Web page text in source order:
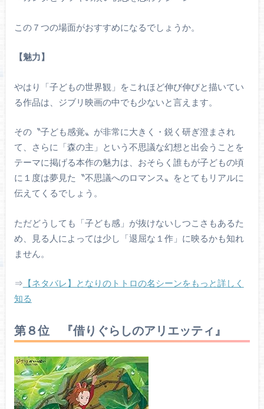
この７つの場面がおすすめになるでしょうか。
【魅力】
やはり「子どもの世界観」をこれほど伸び伸びと描いてい
る作品は、ジブリ映画の中でも少ないと言えます。
その〝子ども感覚〟が非常に大きく・鋭く研ぎ澄まされ
て、さらに「森の主」という不思議な幻想と出会うことを
テーマに掲げる本作の魅力は、おそらく誰もが子どもの頃
に１度は夢見た〝不思議へのロマンス〟をとてもリアルに
伝えてくるでしょう。
ただどうしても「子ども感」が抜けないしつこさもあるた
め、見る人によっては少し「退屈な１作」に映るかも知れ
ません。
⇒ 【ネタバレ】となりのトトロの名シーンをもっと詳しく
知る
第８位 『借りぐらしのアリエッティ』